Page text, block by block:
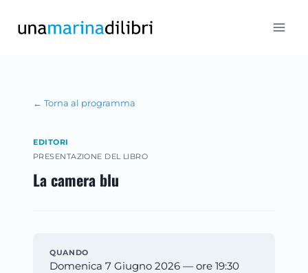
← Torna al programma
EDITORI
PRESENTAZIONE DEL LIBRO
La camera blu
QUANDO
Domenica 7 Giugno 2026 — ore 19:30